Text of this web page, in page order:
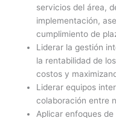
servicios del área,
implementación,
cumplimiento de
Liderar la gestión
la rentabilidad de
costos y
Liderar equipos
colaboración entre
Aplicar enfoques